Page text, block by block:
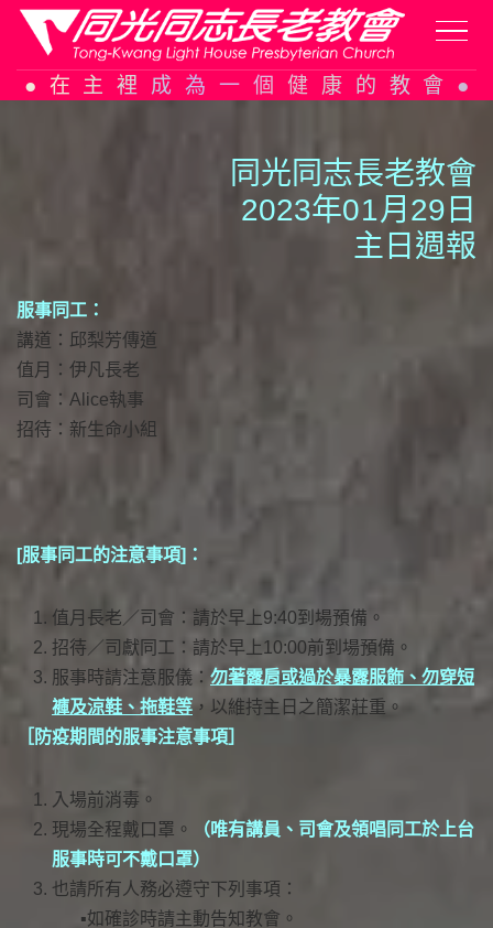
Skip
to
在主裡成為一個健康的教會
同光同志長老教會
2023年01月29日
主日週報
服事同工：
講道：邱梨芳傳道
值月：伊凡長老
司會：Alice執事
招待：新生命小組
[服事同工的注意事項]：
值月長老／司會：請於早上9:40到場預備。
招待／司獻同工：請於早上10:00前到場預備。
服事時請注意服儀： 勿著露肩或過於暴露服飾、勿穿短
褲及涼鞋、拖鞋等 ，以維持主日之簡潔莊重。
［防疫期間的服事注意事項］
入場前消毒。
現場全程戴口罩。
（唯有講員、司會及領唱同工於上台
服事時可不戴口罩）
也請所有人務必遵守下列事項：
如確診時請主動告知教會。